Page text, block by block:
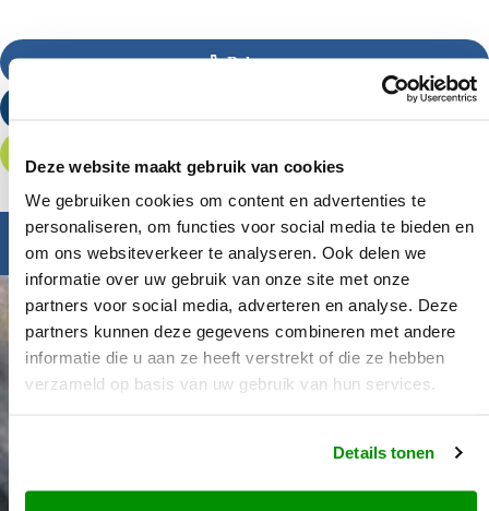
Deze website maakt gebruik van cookies
We gebruiken cookies om content en advertenties te
personaliseren, om functies voor social media te bieden en
om ons websiteverkeer te analyseren. Ook delen we
informatie over uw gebruik van onze site met onze
partners voor social media, adverteren en analyse. Deze
partners kunnen deze gegevens combineren met andere
informatie die u aan ze heeft verstrekt of die ze hebben
verzameld op basis van uw gebruik van hun services.
Details tonen
Bel ons
Inspiratie nodig?